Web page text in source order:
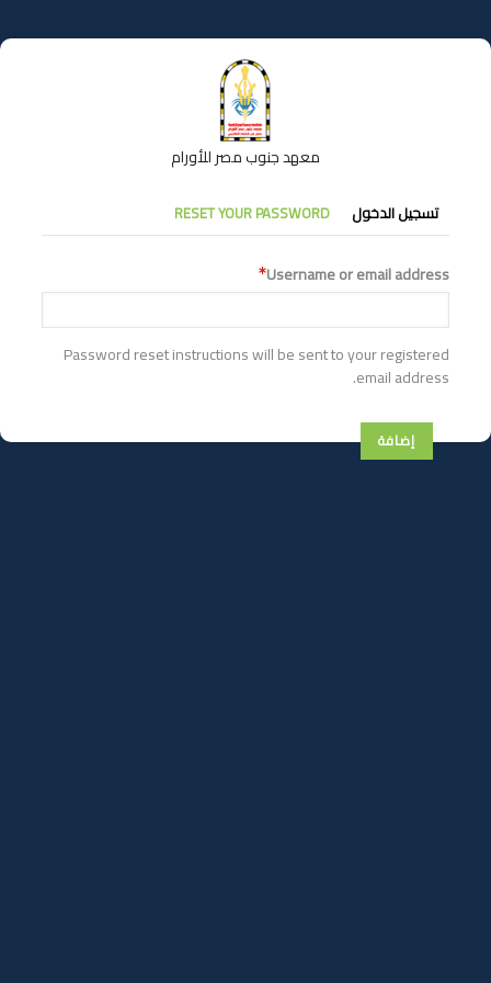
إلى
المحتوى
معهد جنوب مصر للأورام
التبويبات
الأساسية
تسجيل الدخول RESET YOUR PASSWORD
Username or email address
Password reset instructions will be sent to your registered
email address.